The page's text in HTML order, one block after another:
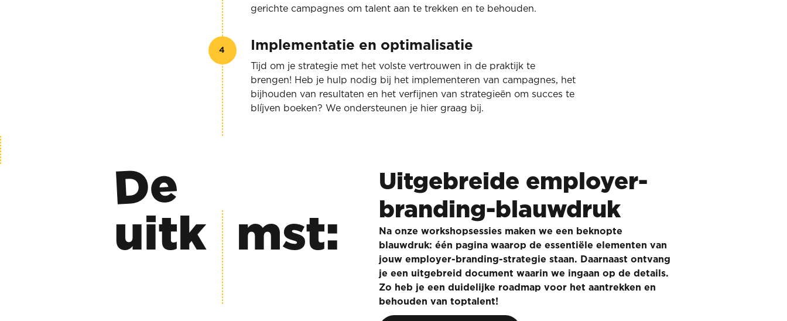
gerichte campagnes om talent aan te trekken en te behouden.
4 Implementatie en optimalisatie
Tijd om je strategie met het volste vertrouwen in de praktijk te
brengen! Heb je hulp nodig bij het implementeren van campagnes, het
bijhouden van resultaten en het verfijnen van strategieën om succes te
blíjven boeken? We ondersteunen je hier graag bij.
De
uitk mst:
Uitgebreide employer-
branding-blauwdruk
Na onze workshopsessies maken we een beknopte
blauwdruk: één pagina waarop de essentiële elementen van
jouw employer-branding-strategie staan. Daarnaast ontvang
je een uitgebreid document waarin we ingaan op de details.
Zo heb je een duidelijke roadmap voor het aantrekken en
behouden van toptalent!